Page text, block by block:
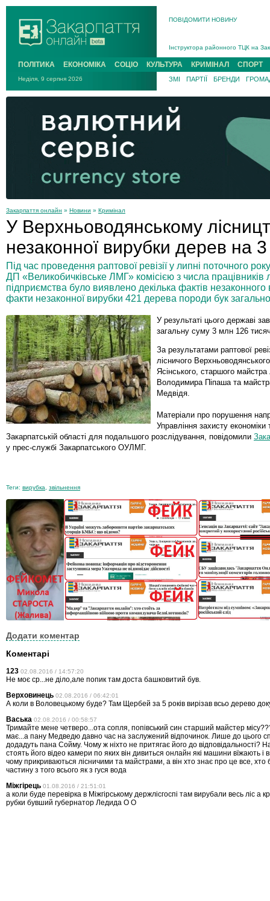
ПОВІДОМИТИ НОВИНУ
Інструктора районного ТЦК на
В Ужгороді попрощаються із
В Ужгороді 5 серпня
Підтвердили загибель
На війні з рф поліг військовий з
На війні загинув 26-річний
ПОЛІТИКА ЕКОНОМІКА СОЦІО КУЛЬТУРА КРИМІНАЛ СПОРТ
Неділя, 9 серпня 2026 ЗМІ ПАРТІЇ БРЕНДИ
Закарпаття онлайн » Новини » Кримінал
У Верхньоводянському
незаконної вирубки дерев на
Під час проведення раптової ревізії у липні поточного
ДП «Великобичківське ЛМГ» комісією з числа працівників
підприємства було виявлено декілька фактів
факти незаконної вирубки 421 дерева породи бук
У результаті цього державі
загальну суму 3 млн 126
За результатами раптової
лісничого
Ясінського, старшого майстра
Володимира Піпаша та
Медвідя.
Матеріали про порушення
Управління захисту
Закарпатській області для подальшого розслідування, повідомили
у прес-службі Закарпатського ОУЛМГ.
Теги: вирубка звільнення
Додати коментар
Коментарі
123 02.08.2016 / 14:57:20
Не моє ср...не діло,але попик там доста башковитий був.
Верховинець 02.08.2016 / 06:42:01
А коли в Воловецькому буде? Там Щербей за 5 років вирізав всьо дерево
Васька 02.08.2016 / 00:58:57
Тримайте мене четверо...ота сопля, попівський син старший майстер
має...а пану Медведю давно час на заслужений відпочинок. Лише до цього
додадуть пана Сойму. Чому ж ніхто не притягає його до відповідальності?
стоять його відео камери по яких він дивиться онлайн які машини вїжають і
чому прикриваються лісничими та майстрами, а він хто знає про це все, хто
частину з того всього як з гуся вода
Міжгірець 01.08.2016 / 21:51:01
а коли буде перевірка в Міжгірському держлісгоспі там вирубали весь ліс а
рубки бувший губернатор Ледида О О